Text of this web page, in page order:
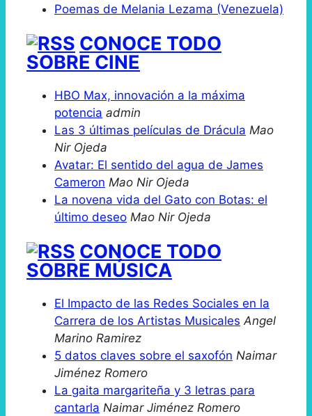
Poemas de Melania Lezama (Venezuela)
CONOCE TODO
SOBRE CINE
HBO Max, innovación a la máxima
potencia admin
Las 3 últimas películas de Drácula Mao
Nir Ojeda
Avatar: El sentido del agua de James
Cameron Mao Nir Ojeda
La novena vida del Gato con Botas: el
último deseo Mao Nir Ojeda
CONOCE TODO
SOBRE MÚSICA
El Impacto de las Redes Sociales en la
Carrera de los Artistas Musicales Angel
Marino Ramirez
5 datos claves sobre el saxofón Naimar
Jiménez Romero
La gaita margariteña y 3 letras para
cantarla Naimar Jiménez Romero